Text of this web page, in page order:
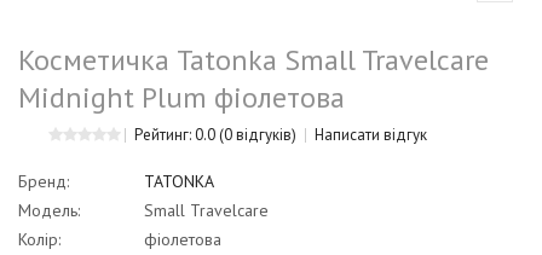
Косметичка Tatonka Small Travelcare
Midnight Plum фіолетова
Рейтинг: 0.0(0 відгуків) Написати відгук
Бренд:
TATONKA
Модель:
Small Travelcare
Колір:
фіолетова